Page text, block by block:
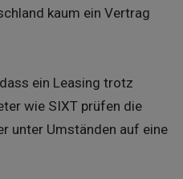
kaum ein Vertrag
ein Leasing trotz
wie SIXT prüfen die
unter Umständen auf eine